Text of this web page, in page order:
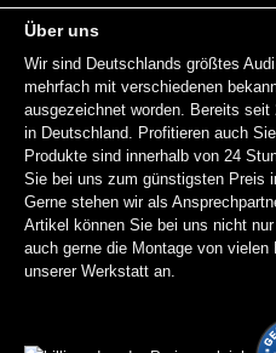
Über uns
Wir sind Deutschlands größtes
mehrfach mit verschiedenen
ausgezeichnet worden. Bereits
in Deutschland. Profitieren auch
Produkte sind innerhalb von 24
Sie bei uns zum günstigsten Preis
Gerne stehen wir als
Artikel können Sie bei uns nicht
auch gerne die Montage von
unserer Werkstatt an.